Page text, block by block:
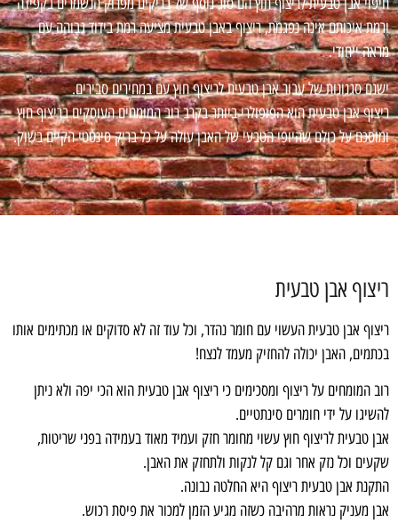
ורמת איכותם אינה נפגמת, ריצוף באבן טבעית מציעה רמת בידוד גבוהה עם
מראה ייחודי.
ישנם סגנונות של עבור אבן טבעית לריצוף חוץ עם במחירים סבירים.
ריצוף אבן טבעית הוא הפופולרי ביותר בקרב רוב המומחים העוסקים בריצוף חוץ
ומוסכם על כולם שהיופי הטבעי של האבן עולה על כל בריק סינטטי הקיים בשוק.
ריצוף אבן טבעית
ריצוף אבן טבעית העשוי עם חומר נהדר, וכל עוד זה לא סדוקים או מכתימים אותו
בכתמים, האבן יכולה להחזיק מעמד לנצח!
רוב המומחים על ריצוף ומסכימים כי ריצוף אבן טבעית הוא הכי יפה ולא ניתן
להשיגו על ידי חומרים סינתטיים.
אבן טבעית לריצוף חוץ עשוי מחומר חזק ועמיד מאוד בעמידה בפני שריטות,
שקעים וכל נזק אחר וגם קל לנקות ולתחזק את האבן.
התקנת אבן טבעית ריצוף היא החלטה נבונה.
אבן מעניק נראות מרהיבה כשזה מגיע הזמן למכור את פיסת רכוש.